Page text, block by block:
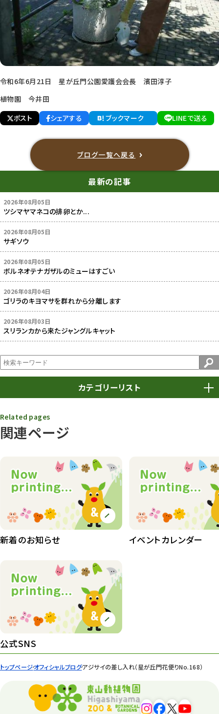
トップページオフィシャルブログアジサイの差し入れ（星が丘門花便りNo.168）
令和6年6月21日 星が丘門公園愛護会会長 濱田淳子
植物園 今井田
ポスト
シェアする ブックマーク LINEで送る
ブログ一覧へ戻る
最新の記事
2026年08月05日
ツシマヤマネコの排卵とか...
2026年08月05日
サギソウ
2026年08月05日
ボルネオテナガザルのミューはすごい
2026年08月04日
ゴリラのキヨマサを群れから分離します
2026年08月03日
スリランカから来たジャングルキャット
カテゴリーリスト
動物園
動物園その他 117
植物園 510
植物たち 407
植物園長の庭
桜情報
紅葉情報
ズーボ
イベント
関連ページ
Related pages
新着のお知らせ イベントカレンダー
公式SNS